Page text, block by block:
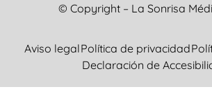
© Copyright – La Sonrisa
Aviso legalPolítica de privacidad
Declaración de